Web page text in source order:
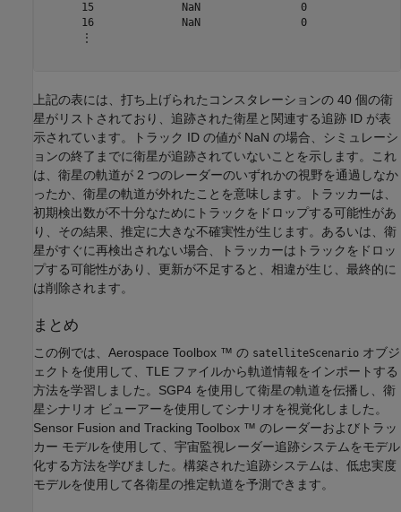
15              NaN                0
16              NaN                0
      ⋮
上記の表には、打ち上げられたコンスタレーションの 40 個の衛
星がリストされており、追跡された衛星と関連する追跡 ID が表
示されています。トラック ID の値が NaN の場合、シミュレーシ
ョンの終了までに衛星が追跡されていないことを示します。これ
は、衛星の軌道が 2 つのレーダーのいずれかの視野を通過しなか
ったか、衛星の軌道が外れたことを意味します。トラッカーは、
初期検出数が不十分なためにトラックをドロップする可能性があ
り、その結果、推定に大きな不確実性が生じます。あるいは、衛
星がすぐに再検出されない場合、トラッカーはトラックをドロッ
プする可能性があり、更新が不足すると、相違が生じ、最終的に
は削除されます。
まとめ
この例では、Aerospace Toolbox ™ の satelliteScenario オブジ
ェクトを使用して、TLE ファイルから軌道情報をインポートする
方法を学習しました。SGP4 を使用して衛星の軌道を伝播し、衛
星シナリオ ビューアーを使用してシナリオを視覚化しました。
Sensor Fusion and Tracking Toolbox ™ のレーダーおよびトラッ
カー モデルを使用して、宇宙監視レーダー追跡システムをモデル
化する方法を学びました。構築された追跡システムは、低忠実度
モデルを使用して各衛星の推定軌道を予測できます。